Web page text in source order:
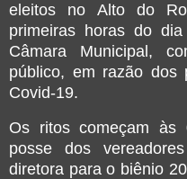
eleitos no Alto do
primeiras horas do
Câmara Municipal,
público, em razão dos
Covid-19.
Os ritos começam às
posse dos
diretora para o biênio